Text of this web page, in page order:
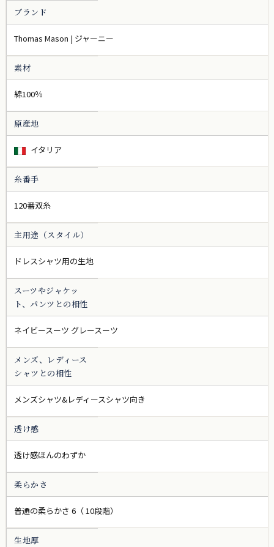
ブランド
Thomas Mason | ジャーニー
素材
綿100％
原産地
イタリア
糸番手
120番双糸
主用途（スタイル）
ドレスシャツ用の生地
スーツやジャケッ
ト、パンツとの相性
ネイビースーツ グレースーツ
メンズ、レディース
シャツとの相性
メンズシャツ&レディースシャツ向き
透け感
透け感ほんのわずか
柔らかさ
普通の柔らかさ 6（ 10段階）
生地厚